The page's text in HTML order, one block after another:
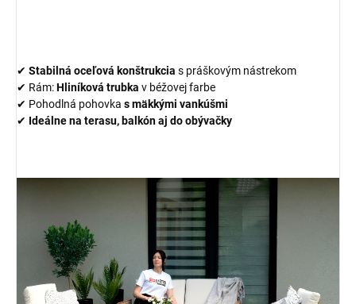
✔ Stabilná oceľová konštrukcia s práškovým nástrekom
✔ Rám:Hliníková trubka v béžovej farbe
✔ Pohodlná pohovka s mäkkými vankúšmi
✔ Ideálne na terasu, balkón aj do obývačky